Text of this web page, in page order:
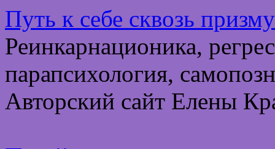
Путь к себе сквозь
Реинкарнационика,
парапсихология,
Авторский сайт Елены